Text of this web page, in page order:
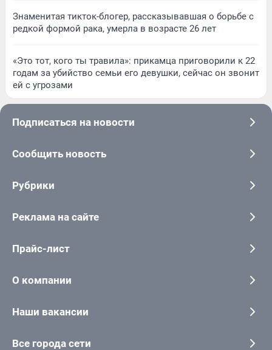
Знаменитая тикток-блогер, рассказывавшая о борьбе с
редкой формой рака, умерла в возрасте 26 лет
«Это тот, кого ты травила»: прикамца приговорили к 22
годам за убийство семьи его девушки, сейчас он звонит
ей с угрозами
Подписаться на новости
Сообщить новость
Рубрики
Реклама на сайте
Прайс-лист
О компании
Наши вакансии
Все города сети